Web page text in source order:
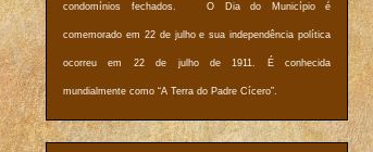
condomínios fechados. O Dia do Município é
comemorado em 22 de julho e sua independência política
ocorreu em 22 de julho de 1911. É conhecida
mundialmente como “A Terra do Padre Cícero”.